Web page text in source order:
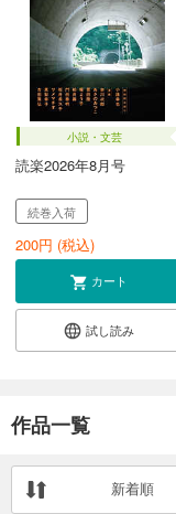
小説・文芸
読楽2026年8月号
続巻入荷
200円 (税込)
カート
試し読み
作品一覧
新着順